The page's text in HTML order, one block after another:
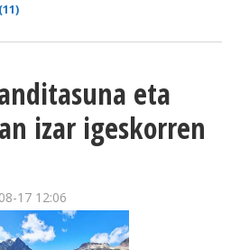
eta
izar igeskorren
17 12:06